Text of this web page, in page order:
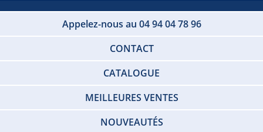
Appelez-nous au 04 94 04 78 96
CONTACT
CATALOGUE
MEILLEURES VENTES
NOUVEAUTÉS